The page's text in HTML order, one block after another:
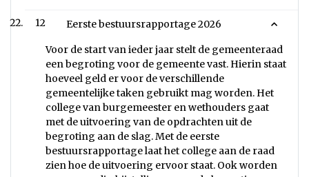
12 Eerste bestuursrapportage 2026
Voor de start van ieder jaar stelt de gemeenteraad
een begroting voor de gemeente vast. Hierin staat
hoeveel geld er voor de verschillende
gemeentelijke taken gebruikt mag worden. Het
college van burgemeester en wethouders gaat
met de uitvoering van de opdrachten uit de
begroting aan de slag. Met de eerste
bestuursrapportage laat het college aan de raad
zien hoe de uitvoering ervoor staat. Ook worden